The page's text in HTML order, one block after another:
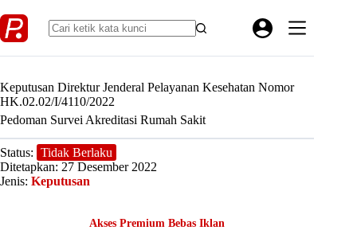
to
content
Keputusan Direktur Jenderal Pelayanan Kesehatan Nomor
HK.02.02/I/4110/2022
Pedoman Survei Akreditasi Rumah Sakit
Status: Tidak Berlaku
Ditetapkan: 27 Desember 2022
Jenis: Keputusan
Akses Premium Bebas Iklan